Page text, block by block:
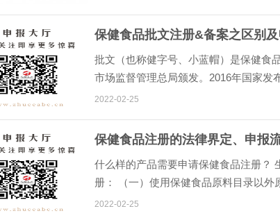
保健食品批文注册&备案之区别
批文（也称健字号、小蓝帽）是保健食
市场监督管理总局颁发。2016年国家发
法》，不同于以前只有单一的注册形式
2022-02-25
保健食品注册的法律界定、申报
什么样的产品需要申请保健食品注册？
册： （一）使用保健食品原料目录以
品； （二）首次进口的保健食品（属
2022-02-25